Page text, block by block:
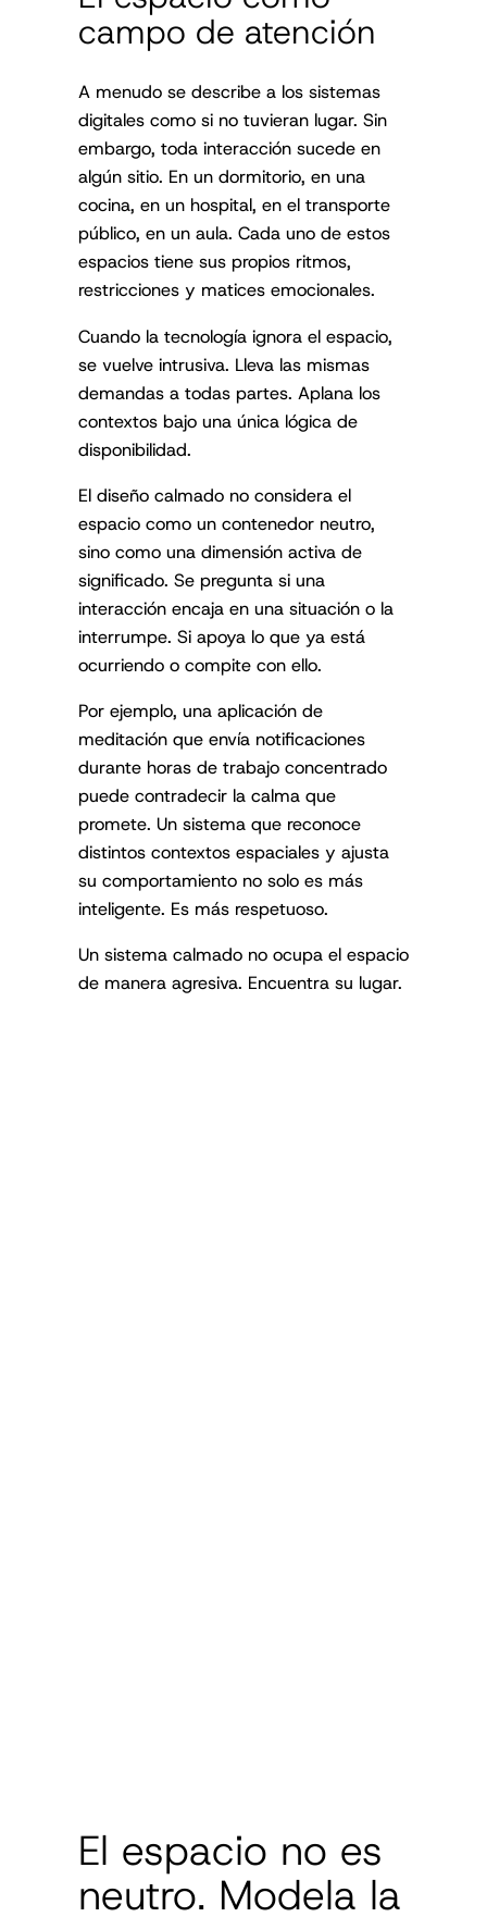
campo de atención
A menudo se describe a los sistemas
digitales como si no tuvieran lugar. Sin
embargo, toda interacción sucede en
algún sitio. En un dormitorio, en una
cocina, en un hospital, en el transporte
público, en un aula. Cada uno de estos
espacios tiene sus propios ritmos,
restricciones y matices emocionales.
Cuando la tecnología ignora el espacio,
se vuelve intrusiva. Lleva las mismas
demandas a todas partes. Aplana los
contextos bajo una única lógica de
disponibilidad.
El diseño calmado no considera el
espacio como un contenedor neutro,
sino como una dimensión activa de
significado. Se pregunta si una
interacción encaja en una situación o la
interrumpe. Si apoya lo que ya está
ocurriendo o compite con ello.
Por ejemplo, una aplicación de
meditación que envía notificaciones
durante horas de trabajo concentrado
puede contradecir la calma que
promete. Un sistema que reconoce
distintos contextos espaciales y ajusta
su comportamiento no solo es más
inteligente. Es más respetuoso.
Un sistema calmado no ocupa el espacio
de manera agresiva. Encuentra su lugar.
El espacio no es
neutro. Modela la